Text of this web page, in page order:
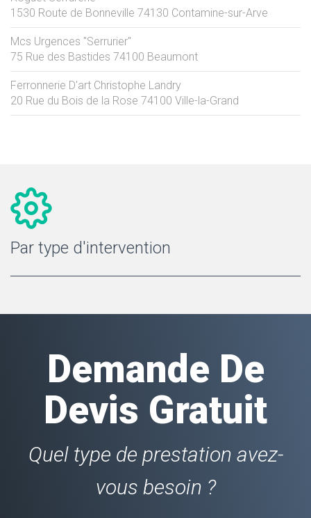
1530 Route de Bonneville 74130 Contamine-sur-Arve
Mcs Urgences "Serrurier"
75 Rue des Bastides 74100 Beaumont
Ferronnerie D'art Christophe Landry
20 Rue du Bois de la Rose 74100 Ville-la-Grand
Par type d'intervention
Demande De
Devis Gratuit
Quel type de prestation avez-
vous besoin ?